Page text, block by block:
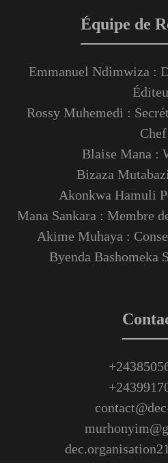
Équipe de
Emmanuel Ndimwiza :
Rossy Muhemedi :
Chef
Blaise Mana :
Bizaza
Akonkwa Hamuli
Mana Sankara : Membre
Akime Muhaya :
Byenda Bashomeka